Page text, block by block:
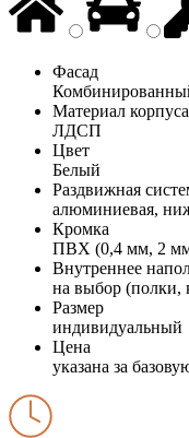
Фасад
Материал корпуса
ЛДСП
Цвет
Белый
Раздвижная
алюминиевая,
Кромка
ПВХ (0,4 мм, 2
Внутреннее
на выбор (полки,
Размер
индивидуальный
Цена
указана за